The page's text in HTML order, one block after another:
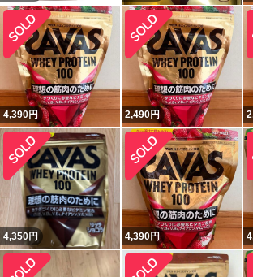
4,390円 2,490円
4,350円 4,390円